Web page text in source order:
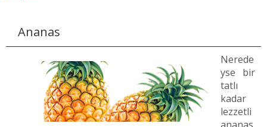
Ananas
Nerede
yse bir
tatlı
kadar
lezzetli